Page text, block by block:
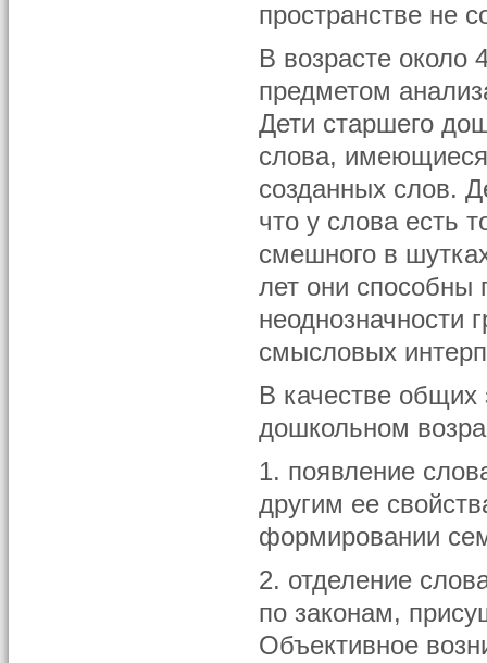
пространстве не
В возрасте около
предметом
Дети старшего
слова, имеющиеся
созданных слов.
что у слова есть
смешного в
лет они способны
неоднозначности
смысловых
В качестве общих
дошкольном
1. появление
другим ее
формировании
2. отделение
по законам,
Объективное